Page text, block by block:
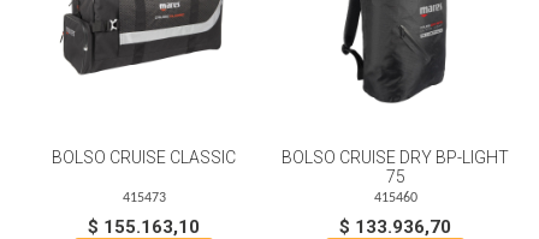
BOLSO CRUISE CLASSIC
415473
$ 155.163,10
BOLSO CRUISE DRY BP-LIGHT
75
415460
$ 133.936,70